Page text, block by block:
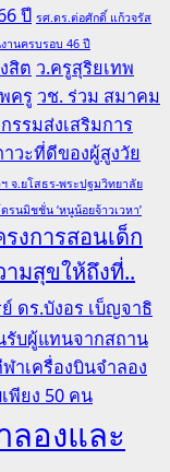
ปี รศ.ดร.ต่อศักดิ์ แก้วจรัส
านครบรอบ 46 ปี
สิต ว.ครูสุริยเทพ
ครู วช. ร่วม สมาคม
รรมส่งเสริมการ
วะที่ดีของผู้สูงวัย
จ.ยโสธร-พระปฐมวิทยาลัย
นมิชชั่น ‘หนูน้อยจ้าวเวหา’
งการสอนเด็ก
ามสุขให้ถึงที่..
ดร.บังอร เบ็ญจาธิ
รับผู้แทนจากสถาน
าเครื่องบินจำลอง
พียง 50 คน
องและ